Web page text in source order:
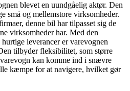
blevet en uundgåelig aktør. Den
små og mellemstore virksomheder.
denne bil har tilpasset sig de
virksomheder har. Med den
leverancer er varevognen
tilbyder fleksibilitet, som større
kan komme ind i snævre
kæmpe for at navigere, hvilket gør